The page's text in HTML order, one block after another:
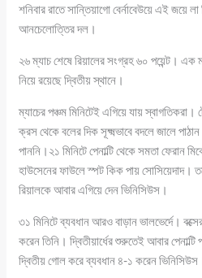
শনিবার রাতে সান্তিয়াগো বের্নাবেউয়ে এই জয়ে
আনচেলোত্তির দল।
২৬ ম্যাচ শেষে রিয়ালের সংগ্রহ ৬০ পয়েন্ট। এক
নিয়ে রয়েছে দ্বিতীয় স্থানে।
ম্যাচের পঞ্চম মিনিটেই এগিয়ে যায় স্বাগতিকরা।
ক্রস থেকে বলের দিক সূক্ষ্মভাবে বদলে জালে
পাননি।২১ মিনিটে পেনাল্টি থেকে সমতা ফেরান
হাউসেনের ফাউলে স্পট কিক পায় সোসিয়েদাদ। তবে
রিয়ালকে আবার এগিয়ে দেন ভিনিসিউস।
৩১ মিনিটে ব্যবধান আরও বাড়ান ভালভের্দে।
করেন তিনি। দ্বিতীয়ার্ধের শুরুতেই আবার
দ্বিতীয় গোল করে ব্যবধান ৪-১ করেন